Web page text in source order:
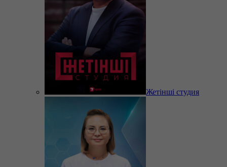
Жетінші студия